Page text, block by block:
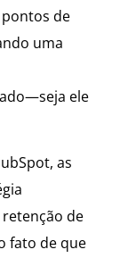
de
uma
ele
as
de
fato de que